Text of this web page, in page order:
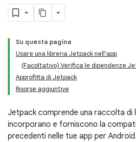
Su questa pagina
Usare una libreria Jetpack nell'app
(Facoltativo) Verifica le dipendenze
Approfitta di Jetpack
Risorse aggiuntive
Jetpack comprende una raccolta di
incorporano e forniscono la
precedenti nelle tue app per Android.